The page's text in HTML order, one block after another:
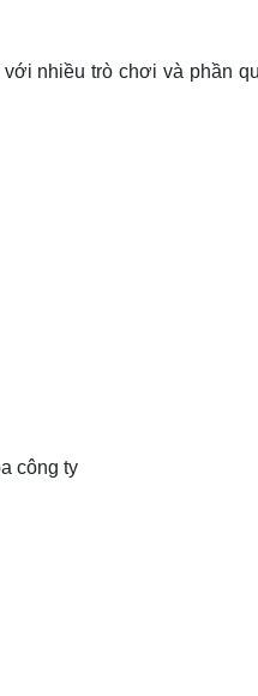
với nhiều trò chơi và phần
công ty